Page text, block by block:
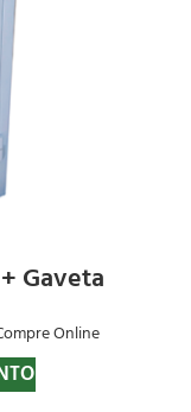
Gaveta
Online